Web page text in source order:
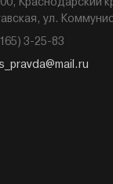
ул.
3-25-83